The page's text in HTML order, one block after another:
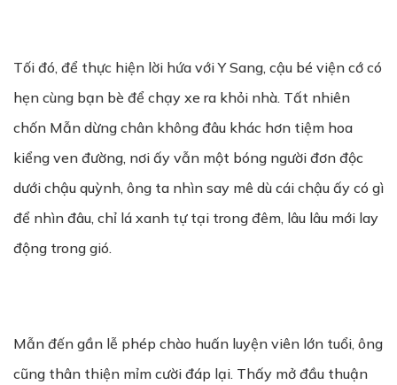
Tối đó, để thực hiện lời hứa với Y Sang, cậu bé viện cớ có
hẹn cùng bạn bè để chạy xe ra khỏi nhà. Tất nhiên
chốn Mẫn dừng chân không đâu khác hơn tiệm hoa
kiểng ven đường, nơi ấy vẫn một bóng người đơn độc
dưới chậu quỳnh, ông ta nhìn say mê dù cái chậu ấy có gì
để nhìn đâu, chỉ lá xanh tự tại trong đêm, lâu lâu mới lay
động trong gió.
Mẫn đến gần lễ phép chào huấn luyện viên lớn tuổi, ông
cũng thân thiện mỉm cười đáp lại. Thấy mở đầu thuận